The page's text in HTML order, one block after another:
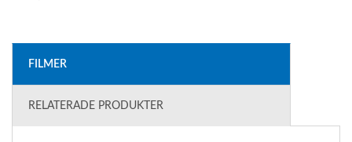
FILMER
RELATERADE PRODUKTER